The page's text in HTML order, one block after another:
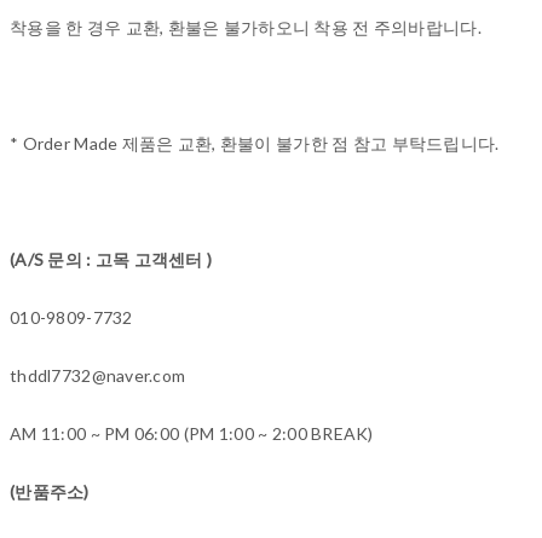
착용을 한 경우 교환, 환불은 불가하오니 착용 전 주의바랍니다.
* Order Made 제품은 교환, 환불이 불가한 점 참고 부탁드립니다.
(A/S 문의 : 고목 고객센터 )
010-9809-7732
thddl7732@naver.com
AM 11:00 ~ PM 06:00 (PM 1:00 ~ 2:00 BREAK)
(반품주소)